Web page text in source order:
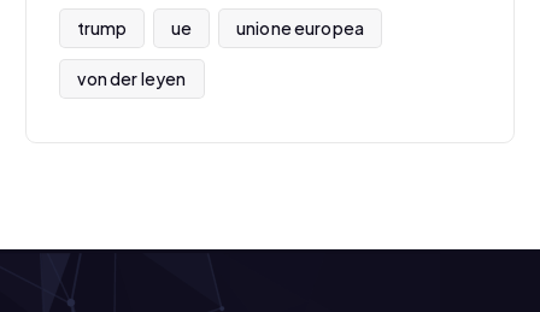
trump ue unione europea
von der leyen